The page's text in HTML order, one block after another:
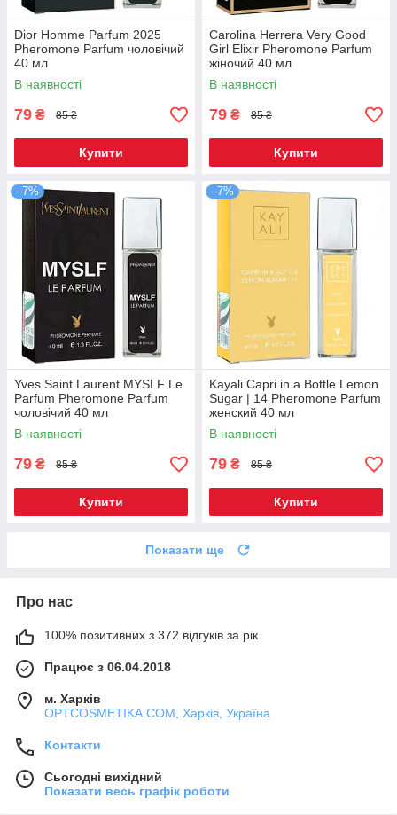
Dior Homme Parfum 2025
Pheromone Parfum чоловічий
40 мл
В наявності
79 ₴ 85 ₴
Купити
Carolina Herrera Very Good
Girl Elixir Pheromone Parfum
жіночий 40 мл
В наявності
79 ₴ 85 ₴
Купити
–7%
Yves Saint Laurent MYSLF Le
Parfum Pheromone Parfum
чоловічий 40 мл
В наявності
79 ₴ 85 ₴
Купити
–7%
Kayali Capri in a Bottle Lemon
Sugar | 14 Pheromone Parfum
женский 40 мл
В наявності
79 ₴ 85 ₴
Купити
Показати ще
Про нас
100% позитивних з 372 відгуків за рік
Працює з 06.04.2018
м. Харків
OPTCOSMETIKA.COM, Харків, Україна
Контакти
Сьогодні вихідний
Показати весь графік роботи